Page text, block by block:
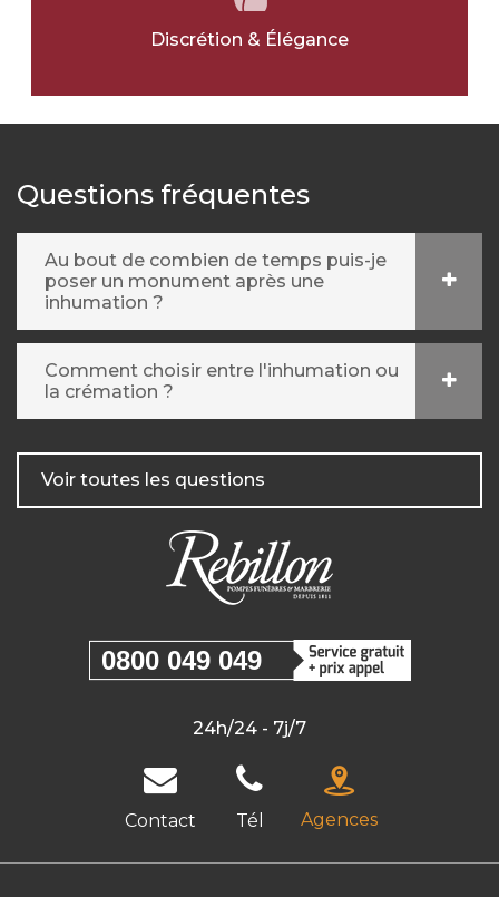
Discrétion & Élégance
Questions fréquentes
Au bout de combien de temps puis-je
poser un monument après une
inhumation ?
Comment choisir entre l'inhumation ou
la crémation ?
Voir toutes les questions
0800 049 049
24h/24 - 7j/7
Contact Tél Agences